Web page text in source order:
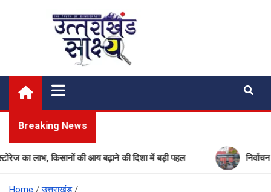
Uttarakhand Shakshya
My News Portal
Breaking News
किसानों की आय बढ़ाने की दिशा में बड़ी पहल निर्वाचन आयोग
Home
उत्तराखंड